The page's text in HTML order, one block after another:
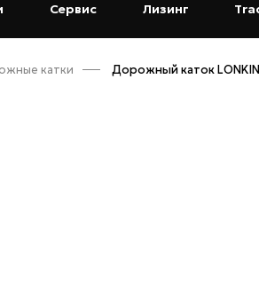
(current)Сервис(current)Лизинг (current)
катки Дорожный каток